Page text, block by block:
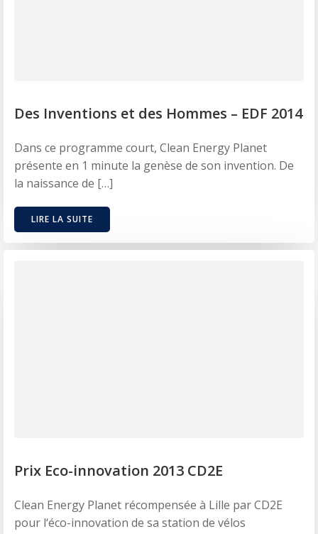
Des Inventions et des Hommes – EDF 2014
Dans ce programme court, Clean Energy Planet
présente en 1 minute la genèse de son invention. De
la naissance de […]
LIRE LA SUITE
Prix Eco-innovation 2013 CD2E
Clean Energy Planet récompensée à Lille par CD2E
pour l‘éco-innovation de sa station de vélos